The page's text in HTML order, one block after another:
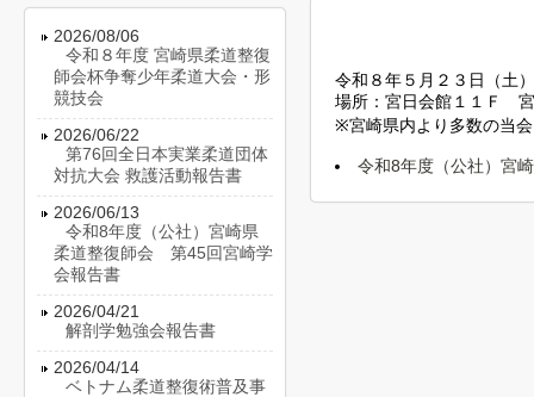
令和８年５月２３日（土
場所：宮日会館１１Ｆ
※宮崎県内より多数の当
令和8年度（公社）宮
2026/08/06
令和８年度 宮崎県柔道整復
師会杯争奪少年柔道大会・形
競技会
2026/06/22
第76回全日本実業柔道団体
対抗大会 救護活動報告書
2026/06/13
令和8年度（公社）宮崎県
柔道整復師会 第45回宮崎学
会報告書
2026/04/21
解剖学勉強会報告書
2026/04/14
ベトナム柔道整復術普及事